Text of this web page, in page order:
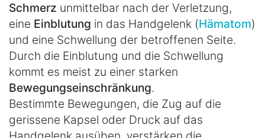
Schmerz unmittelbar nach der Verletzung,
eine Einblutung in das Handgelenk (Hämatom)
und eine Schwellung der betroffenen Seite.
Durch die Einblutung und die Schwellung
kommt es meist zu einer starken
Bewegungseinschränkung.
Bestimmte Bewegungen, die Zug auf die
gerissene Kapsel oder Druck auf das